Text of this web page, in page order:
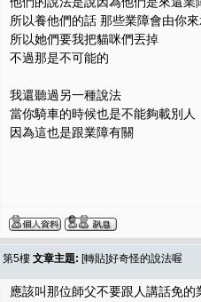
所以養他們的話 那些業障會由你
所以她們要我把貓咪們丟掉
不過那是不可能的
我還聽過另一種說法
當你騎車的時候也是不能夠載別人
因為這也是跟業障有關
第5樓 文章主題: [轉貼]好奇怪的說法喔
應該叫那位師父不要跟人講話免的